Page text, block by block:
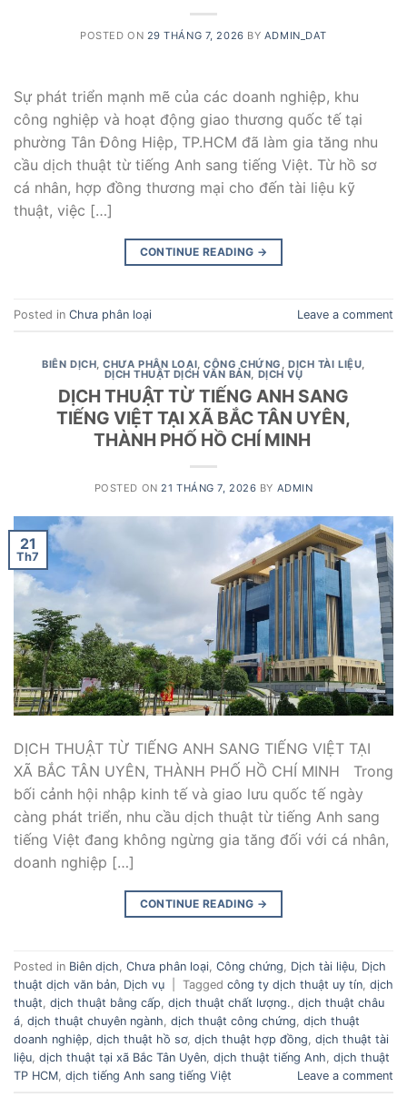
POSTED ON 29 THÁNG 7, 2026 BY ADMIN_DAT
Sự phát triển mạnh mẽ của các doanh nghiệp, khu
công nghiệp và hoạt động giao thương quốc tế tại
phường Tân Đông Hiệp, TP.HCM đã làm gia tăng nhu
cầu dịch thuật từ tiếng Anh sang tiếng Việt. Từ hồ sơ
cá nhân, hợp đồng thương mại cho đến tài liệu kỹ
thuật, việc […]
CONTINUE READING →
Posted in Chưa phân loại Leave a comment
BIÊN DỊCH,CHƯA PHÂN LOẠI,CÔNG CHỨNG ,DỊCH TÀI LIỆU,
DỊCH THUẬT DỊCH VĂN BẢN, DỊCH VỤ
DỊCH THUẬT TỪ TIẾNG ANH SANG
TIẾNG VIỆT TẠI XÃ BẮC TÂN UYÊN,
THÀNH PHỐ HỒ CHÍ MINH
POSTED ON21 THÁNG 7, 2026 BY ADMIN
21
Th7
DỊCH THUẬT TỪ TIẾNG ANH SANG TIẾNG VIỆT TẠI
XÃ BẮC TÂN UYÊN, THÀNH PHỐ HỒ CHÍ MINH Trong
bối cảnh hội nhập kinh tế và giao lưu quốc tế ngày
càng phát triển, nhu cầu dịch thuật từ tiếng Anh sang
tiếng Việt đang không ngừng gia tăng đối với cá nhân,
doanh nghiệp […]
CONTINUE READING →
Posted in Biên dịch Chưa phân loại Công chứng Dịch tài liệu Dịch
thuật dịch văn bản Dịch vụ Tagged công ty dịch thuật uy tín dịch
thuật dịch thuật bằng cấp dịch thuật chất lượng. dịch thuật châu
á dịch thuật chuyên ngành dịch thuật công chứng dịch thuật
doanh nghiệp dịch thuật hồ sơ, dịch thuật hợp đồng dịch thuật tài
liệu dịch thuật tại xã Bắc Tân Uyên dịch thuật tiếng Anh dịch thuật
TP HCM dịch tiếng Anh sang tiếng Việt Leave a comment